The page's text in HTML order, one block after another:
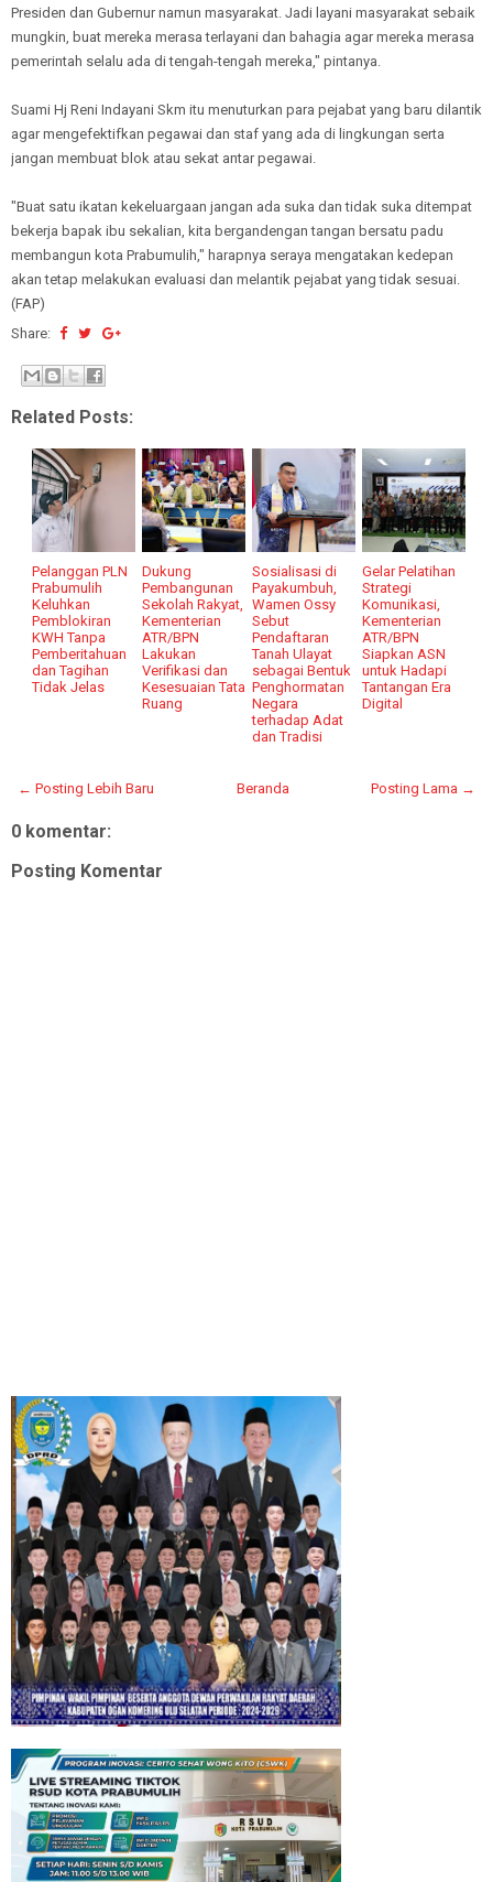
Presiden dan Gubernur namun masyarakat. Jadi layani masyarakat sebaik
mungkin, buat mereka merasa terlayani dan bahagia agar mereka merasa
pemerintah selalu ada di tengah-tengah mereka," pintanya.
Suami Hj Reni Indayani Skm itu menuturkan para pejabat yang baru dilantik
agar mengefektifkan pegawai dan staf yang ada di lingkungan serta
jangan membuat blok atau sekat antar pegawai.
"Buat satu ikatan kekeluargaan jangan ada suka dan tidak suka ditempat
bekerja bapak ibu sekalian, kita bergandengan tangan bersatu padu
membangun kota Prabumulih," harapnya seraya mengatakan kedepan
akan tetap melakukan evaluasi dan melantik pejabat yang tidak sesuai.
(FAP)
Share:
Related Posts:
Pelanggan PLN
Prabumulih
Keluhkan
Pemblokiran
KWH Tanpa
Pemberitahuan
dan Tagihan
Tidak Jelas
Dukung
Pembangunan
Sekolah Rakyat,
Kementerian
ATR/BPN
Lakukan
Verifikasi dan
Kesesuaian Tata
Ruang
Sosialisasi di
Payakumbuh,
Wamen Ossy
Sebut
Pendaftaran
Tanah Ulayat
sebagai Bentuk
Penghormatan
Negara
terhadap Adat
dan Tradisi
Gelar Pelatihan
Strategi
Komunikasi,
Kementerian
ATR/BPN
Siapkan ASN
untuk Hadapi
Tantangan Era
Digital
← Posting Lebih Baru Posting Lama →
Beranda
0 komentar:
Posting Komentar